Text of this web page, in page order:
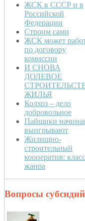
ЖСК в СССР и в
Российской
Федерации
Строим сами
ЖСК может
по договору
комиссии
И СНОВА
ДОЛЕВОЕ
ЖИЛЬЯ
Колхоз – дело
добровольное
Пайщики
выигрывают
Жилищно-
строительный
кооператив:
жанра
Вопросы